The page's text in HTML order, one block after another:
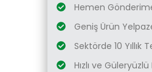
Hemen
Geniş Ürün
Sektörde 10 Yıllık
Hızlı ve